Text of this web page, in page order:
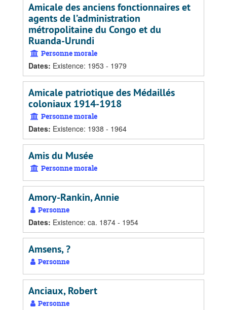
Amicale des anciens fonctionnaires et
agents de l’administration
métropolitaine du Congo et du
Ruanda-Urundi
Personne morale
Dates: Existence: 1953 - 1979
Amicale patriotique des Médaillés
coloniaux 1914-1918
Personne morale
Dates: Existence: 1938 - 1964
Amis du Musée
Personne morale
Amory-Rankin, Annie
Personne
Dates: Existence: ca. 1874 - 1954
Amsens, ?
Personne
Anciaux, Robert
Personne